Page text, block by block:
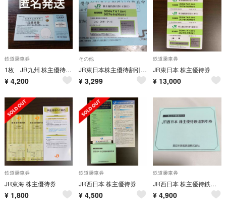
鉄道乗車券
1枚 JR九州 株主優待 wg@
¥ 4,200
その他
JR東日本株主優待割引券(4割引) 〜2027年6月30日
¥ 3,299
鉄道乗車券
JR東日本 株主優待券
¥ 13,000
鉄道乗車券
JR東海 株主優待券
¥ 1,800
鉄道乗車券
JR西日本 株主優待券
¥ 4,500
鉄道乗車券
JR西日本 株主優待鉄道割引券 1枚
¥ 4,900